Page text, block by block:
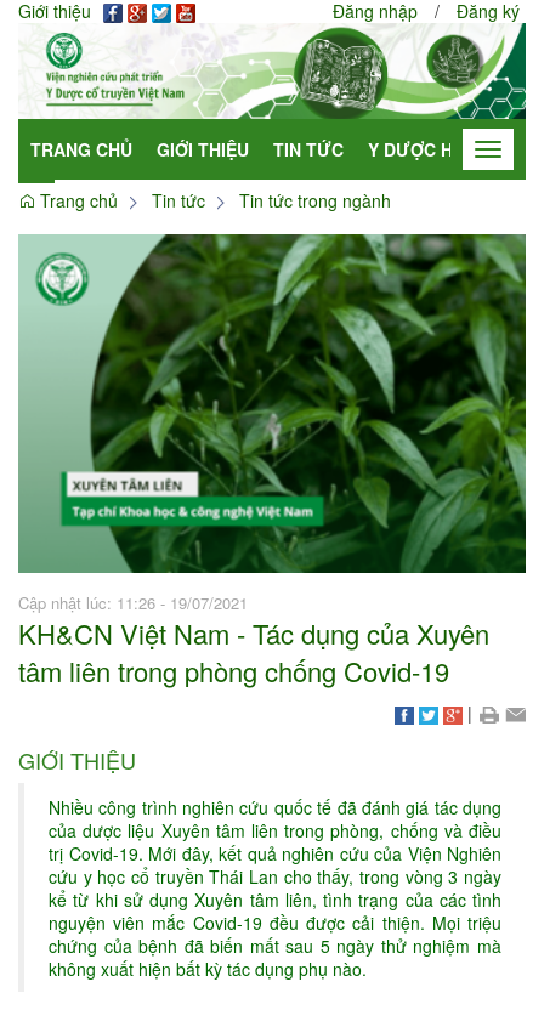
Giới thiệu Đăng nhập / Đăng ký
TRANG CHỦ GIỚI THIỆU TIN TỨC Y DƯỢC HỌC Toggle
Trang chủ
Tin tức Tin tức trong ngành
Cập nhật lúc: 11:26 - 19/07/2021
KH&CN Việt Nam - Tác dụng của Xuyên
tâm liên trong phòng chống Covid-19
|
GIỚI THIỆU
Nhiều công trình nghiên cứu quốc tế đã đánh giá tác dụng
của dược liệu Xuyên tâm liên trong phòng, chống và điều
trị Covid-19. Mới đây, kết quả nghiên cứu của Viện Nghiên
cứu y học cổ truyền Thái Lan cho thấy, trong vòng 3 ngày
kể từ khi sử dụng Xuyên tâm liên, tình trạng của các tình
nguyện viên mắc Covid-19 đều được cải thiện. Mọi triệu
chứng của bệnh đã biến mất sau 5 ngày thử nghiệm mà
không xuất hiện bất kỳ tác dụng phụ nào.